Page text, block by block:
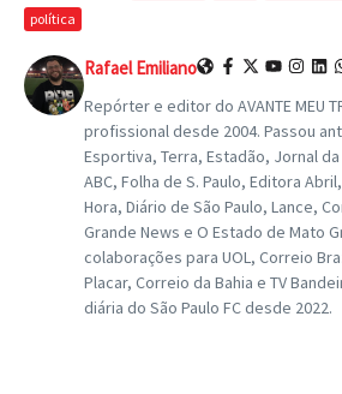
política
Rafael Emiliano
Repórter e editor do AVANTE MEU
profissional desde 2004. Passou
Esportiva, Terra, Estadão, Jornal
ABC, Folha de S. Paulo, Editora
Hora, Diário de São Paulo, Lance,
Grande News e O Estado de Mato
colaborações para UOL, Correio
Placar, Correio da Bahia e TV
diária do São Paulo FC desde 2022.